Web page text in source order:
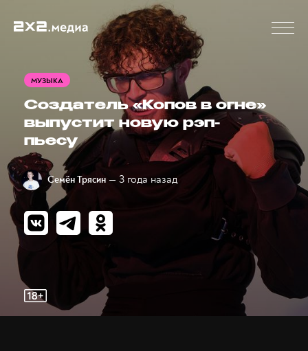
МУЗЫКА
Создатель «Копов в огне»
выпустит новую рэп-
пьесу
Семён Трясин — 3 года назад